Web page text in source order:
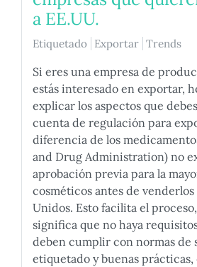
a EE.UU.
Etiquetado Exportar Trends
Si eres una empresa de
estás interesado en exportar,
explicar los aspectos que
cuenta de regulación para
diferencia de los
and Drug Administration) no
aprobación previa para la
cosméticos antes de venderlos
Unidos. Esto facilita el
significa que no haya
deben cumplir con normas de
etiquetado y buenas